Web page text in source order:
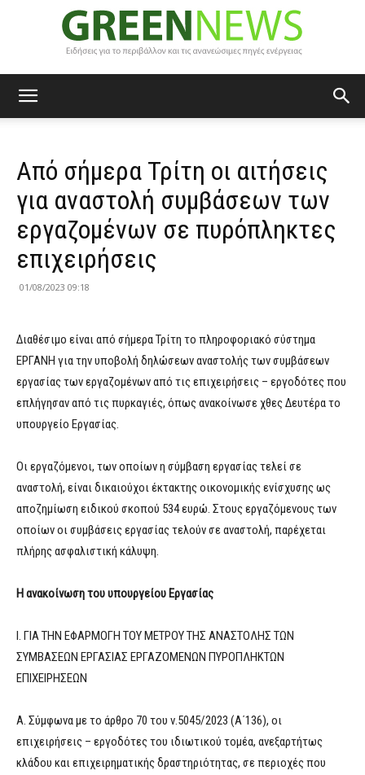
News
Από σήμερα Τρίτη οι αιτήσεις
για αναστολή συμβάσεων των
εργαζομένων σε πυρόπληκτες
επιχειρήσεις
01/08/2023 09:18
Διαθέσιμο είναι από σήμερα Τρίτη το πληροφοριακό σύστημα
ΕΡΓΑΝΗ για την υποβολή δηλώσεων αναστολής των συμβάσεων
εργασίας των εργαζομένων από τις επιχειρήσεις – εργοδότες που
επλήγησαν από τις πυρκαγιές, όπως ανακοίνωσε χθες Δευτέρα το
υπουργείο Εργασίας.
Οι εργαζόμενοι, των οποίων η σύμβαση εργασίας τελεί σε
αναστολή, είναι δικαιούχοι έκτακτης οικονομικής ενίσχυσης ως
αποζημίωση ειδικού σκοπού 534 ευρώ. Στους εργαζόμενους των
οποίων οι συμβάσεις εργασίας τελούν σε αναστολή, παρέχεται
πλήρης ασφαλιστική κάλυψη.
Η ανακοίνωση του υπουργείου Εργασίας
Ι. ΓΙΑ ΤΗΝ ΕΦΑΡΜΟΓΗ ΤΟΥ ΜΕΤΡΟΥ ΤΗΣ ΑΝΑΣΤΟΛΗΣ ΤΩΝ
ΣΥΜΒΑΣΕΩΝ ΕΡΓΑΣΙΑΣ ΕΡΓΑΖΟΜΕΝΩΝ ΠΥΡΟΠΛΗΚΤΩΝ
ΕΠΙΧΕΙΡΗΣΕΩΝ
Α. Σύμφωνα με το άρθρο 70 του ν.5045/2023 (Α΄136), οι
επιχειρήσεις – εργοδότες του ιδιωτικού τομέα, ανεξαρτήτως
κλάδου και επιχειρηματικής δραστηριότητας, σε περιοχές που